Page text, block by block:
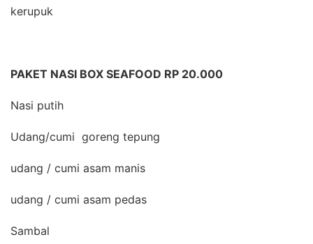
kerupuk
PAKET NASI BOX SEAFOOD RP 20.000
Nasi putih
Udang/cumi goreng tepung
udang / cumi asam manis
udang / cumi asam pedas
Sambal